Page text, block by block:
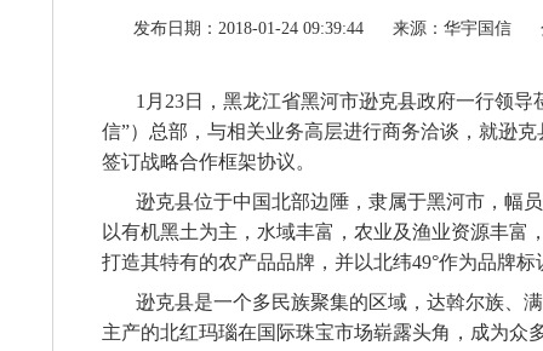
发布日期：2018-01-24 09:39:44 来源：华宇国信
1 月 23日，黑龙江省黑河市逊克县政府一行领
信”）总部，与相关业务高层进行商务洽谈，就逊
签订战略合作框架协议。
逊克县位于中国北部边陲，隶属于黑河市，幅
以有机黑土为主，水域丰富，农业及渔业资源丰
打造其特有的农产品品牌，并以北纬49°作为品牌标
逊克县是一个多民族聚集的区域，达斡尔族、
主产的北红玛瑙在国际珠宝市场崭露头角，成为众